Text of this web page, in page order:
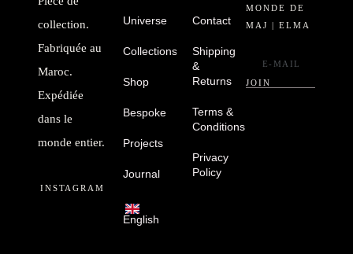
collection.
Fabriquée au
Maroc.
Expédiée
dans le
monde entier.
INSTAGRAM
Universe
Collections
Shop
Bespoke
Projects
Journal
English
Contact
Shipping
&
Returns
Terms &
Conditions
Privacy
Policy
MONDE DE
MAJ | ELMA
JOIN